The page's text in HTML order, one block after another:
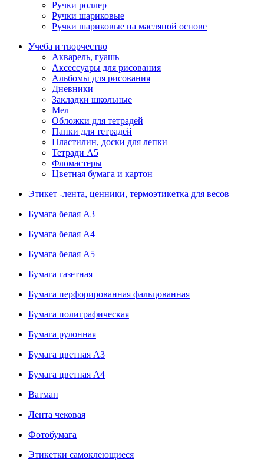
Ручки роллер
Ручки шариковые
Ручки шариковые на масляной основе
Учеба и творчество
Акварель, гуашь
Аксессуары для рисования
Альбомы для рисования
Дневники
Закладки школьные
Мел
Обложки для тетрадей
Папки для тетрадей
Пластилин, доски для лепки
Тетради А5
Фломастеры
Цветная бумага и картон
Этикет -лента, ценники, термоэтикетка для весов
Бумага белая А3
Бумага белая А4
Бумага белая А5
Бумага газетная
Бумага перфорированная фальцованная
Бумага полиграфическая
Бумага рулонная
Бумага цветная А3
Бумага цветная А4
Ватман
Лента чековая
Фотобумага
Этикетки самоклеющиеся